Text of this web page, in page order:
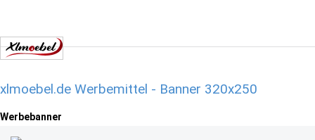
xlmoebel.de Werbemittel - Banner 320x250
Werbebanner